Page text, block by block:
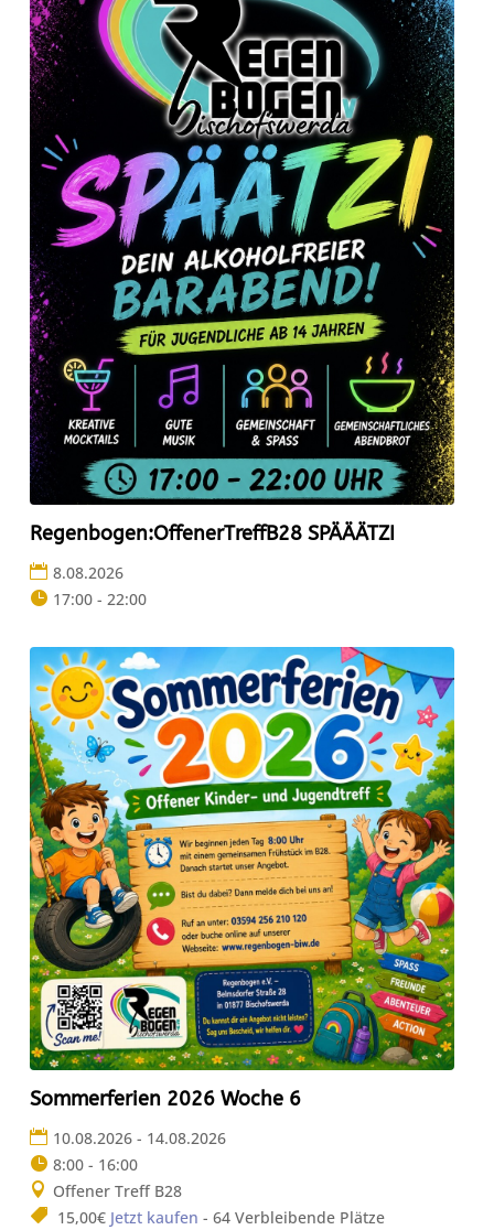
Regenbogen:OffenerTreffB28 SPÄÄÄTZI
8.08.2026
17:00 - 22:00
Sommerferien 2026 Woche 6
10.08.2026 - 14.08.2026
8:00 - 16:00
Offener Treff B28
15,00€ Jetzt kaufen - 64 Verbleibende Plätze